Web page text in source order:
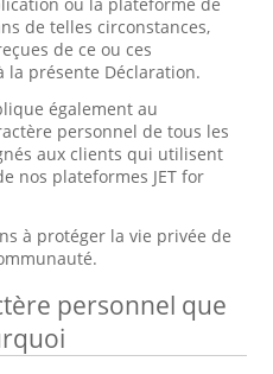
de telles circonstances,
de ce ou ces
la présente Déclaration.
également au
personnel de tous les
aux clients qui utilisent
nos plateformes JET for
à protéger la vie privée de
personnel que